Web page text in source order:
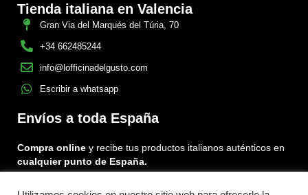
Tienda italiana en Valencia
Gran Via del Marqués del Túria, 70
+34 662485244
info@lofficinadelgusto.com
Escribir a whatsapp
Envíos a toda España
Compra online y recibe tus productos italianos auténticos en
cualquier punto de España.